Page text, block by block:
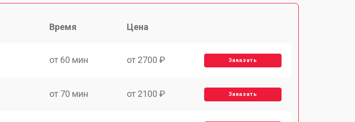
Время Цена
от 60 мин от 2700 ₽ Заказать
от 70 мин от 2100 ₽ Заказать